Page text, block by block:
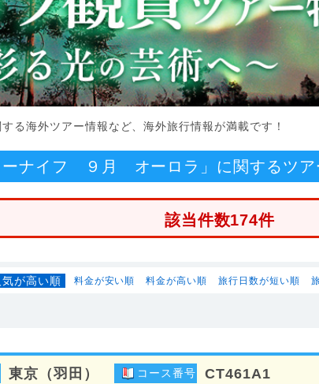
る海外ツアー情報など、海外旅行情報が満載です！
ーナイフ ９月 オーロラ」に関するツア
該当件数174件
気が高い順 料金が安い順 料金が高い順 旅行日数が短い順
東京（羽田） コース番号 CT461A1